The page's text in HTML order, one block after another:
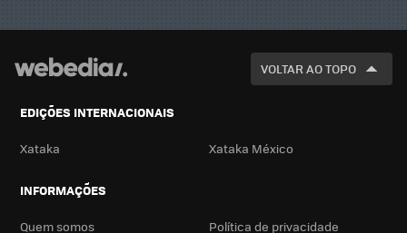
VOLTAR AO TOPO
EDIÇÕES INTERNACIONAIS
Xataka Xataka México
INFORMAÇÕES
Quem somos Política de privacidade